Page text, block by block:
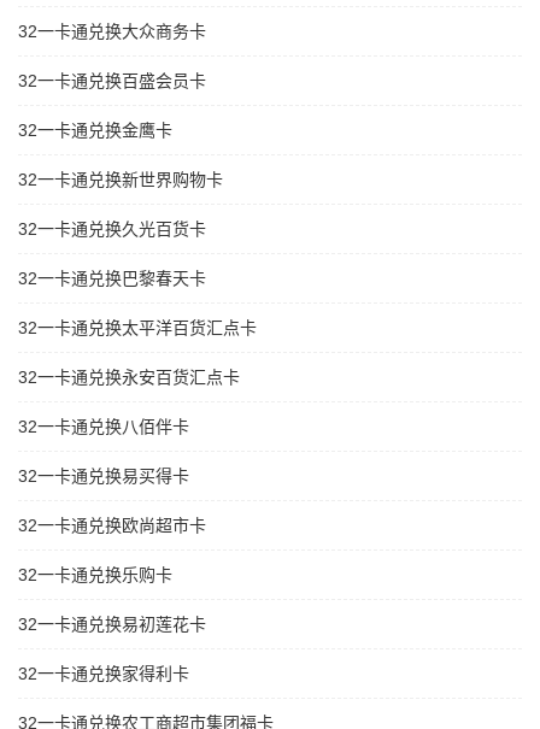
32一卡通兑换大众商务卡
32一卡通兑换百盛会员卡
32一卡通兑换金鹰卡
32一卡通兑换新世界购物卡
32一卡通兑换久光百货卡
32一卡通兑换巴黎春天卡
32一卡通兑换太平洋百货汇点卡
32一卡通兑换永安百货汇点卡
32一卡通兑换八佰伴卡
32一卡通兑换易买得卡
32一卡通兑换欧尚超市卡
32一卡通兑换乐购卡
32一卡通兑换易初莲花卡
32一卡通兑换家得利卡
32一卡通兑换农工商超市集团福卡